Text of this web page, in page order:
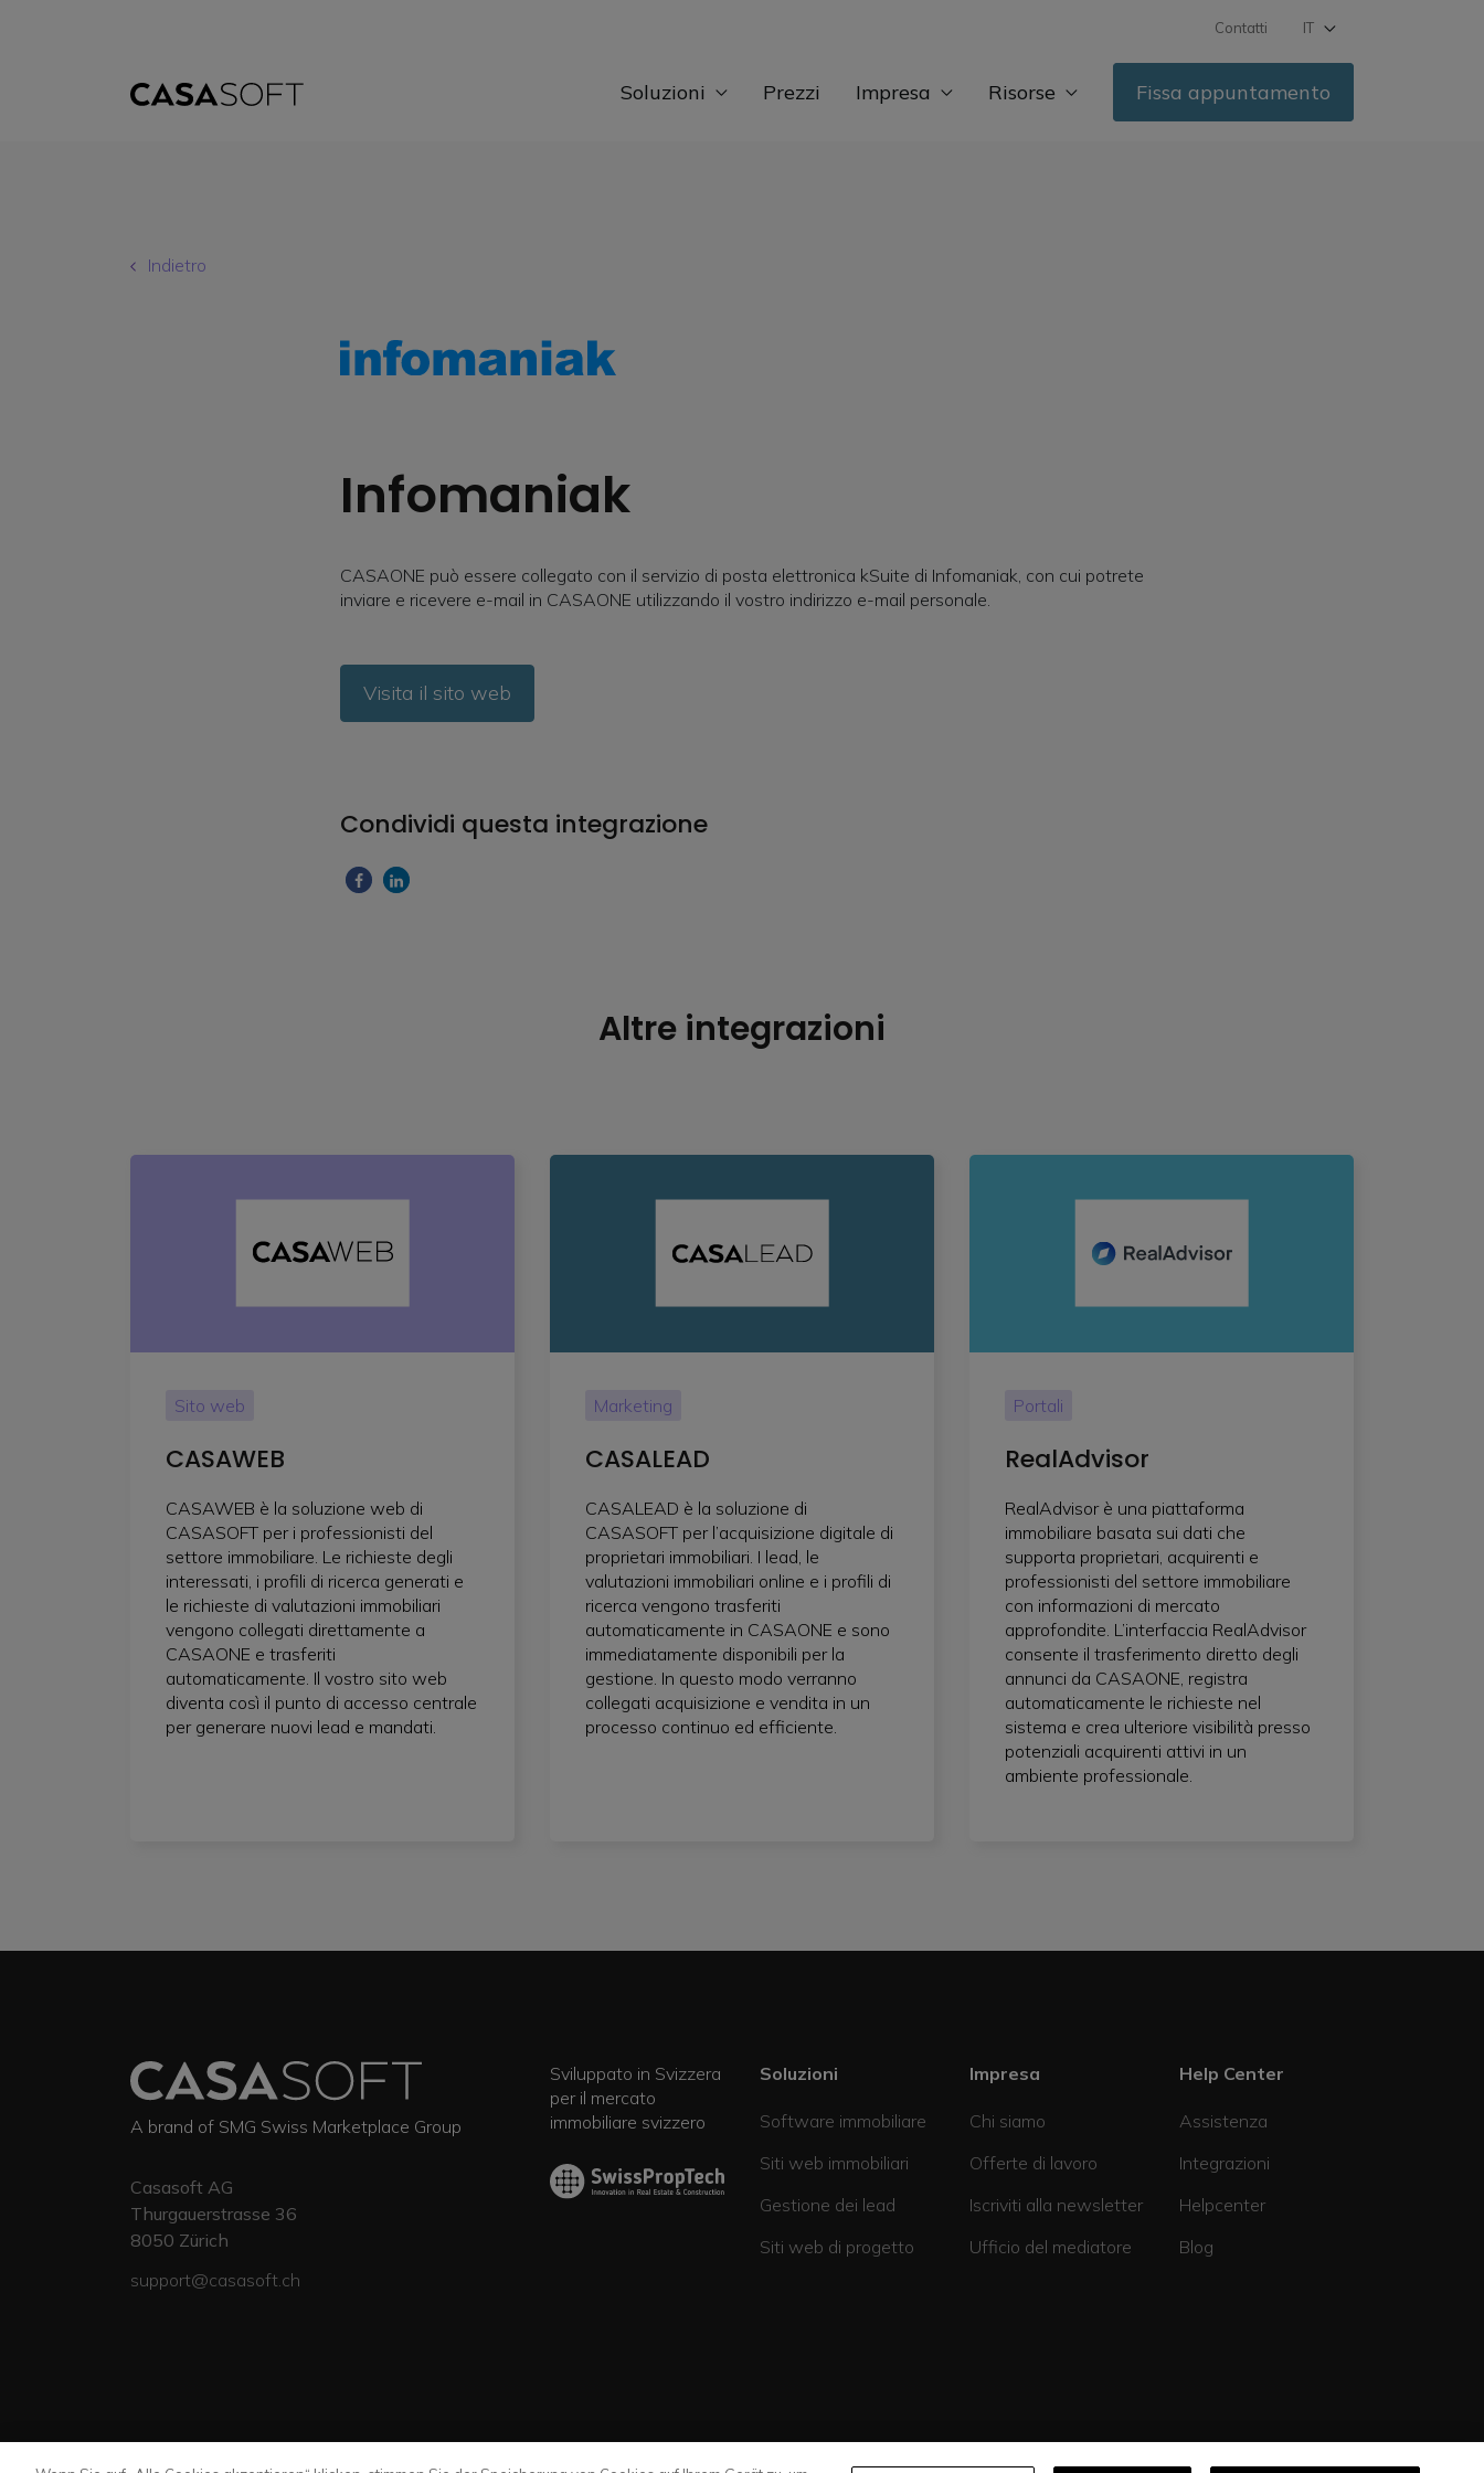
Contatti IT
Soluzioni Prezzi Impresa Risorse Fissa appuntamento
Indietro
Infomaniak
CASAONE può essere collegato con il servizio di posta elettronica kSuite di Infomaniak, con cui potrete
inviare e ricevere e-mail in CASAONE utilizzando il vostro indirizzo e-mail personale.
Visita il sito web
Condividi questa integrazione
Altre integrazioni
Sito web
CASAWEB
CASAWEB è la soluzione web di
CASASOFT per i professionisti del
settore immobiliare. Le richieste degli
interessati, i profili di ricerca generati e
le richieste di valutazioni immobiliari
vengono collegati direttamente a
CASAONE e trasferiti
automaticamente. Il vostro sito web
diventa così il punto di accesso centrale
per generare nuovi lead e mandati.
Marketing
CASALEAD
CASALEAD è la soluzione di
CASASOFT per l’acquisizione digitale di
proprietari immobiliari. I lead, le
valutazioni immobiliari online e i profili di
ricerca vengono trasferiti
automaticamente in CASAONE e sono
immediatamente disponibili per la
gestione. In questo modo verranno
collegati acquisizione e vendita in un
processo continuo ed efficiente.
Portali
RealAdvisor
RealAdvisor è una piattaforma
immobiliare basata sui dati che
supporta proprietari, acquirenti e
professionisti del settore immobiliare
con informazioni di mercato
approfondite. L’interfaccia RealAdvisor
consente il trasferimento diretto degli
annunci da CASAONE, registra
automaticamente le richieste nel
sistema e crea ulteriore visibilità presso
potenziali acquirenti attivi in un
ambiente professionale.
A brand of SMG Swiss Marketplace Group
Casasoft AG
Thurgauerstrasse 36
8050 Zürich
support@casasoft.ch
Sviluppato in Svizzera
per il mercato
immobiliare svizzero
Soluzioni
Software immobiliare
Siti web immobiliari
Gestione dei lead
Siti web di progetto
Impresa
Chi siamo
Offerte di lavoro
Iscriviti alla newsletter
Ufficio del mediatore
Help Center
Assistenza
Integrazioni
Helpcenter
Blog